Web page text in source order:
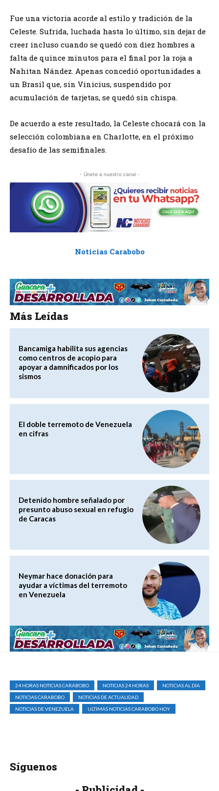
Fue una victoria acorde al estilo y tradición de la
Celeste. Sufrida, luchada hasta lo último, sin dejar de
creer incluso cuando se quedó con diez hombres a
falta de quince minutos para el final por la roja a
Nahitan Nández. Apenas concedió oportunidades a
un Brasil que, sin Vinicius, suspendido por
acumulación de tarjetas, se quedó sin chispa.
De acuerdo a este resultado, la Celeste chocará con la
selección colombiana en Charlotte, en el próximo
desafío de las semifinales.
- Únete a nuestro canal -
Noticias Carabobo
Más Leídas
Bancamiga habilita sus agencias
como centros de acopio para
apoyar a damnificados por los
sismos
El doble terremoto de Venezuela
en cifras
Detenido hombre señalado por
presunto abuso sexual en refugio
de Caracas
Neymar hace donación para
ayudar a víctimas del terremoto
en Venezuela
24 HORAS NOTICIAS CARABOBO NOTICIAS 24 HORAS
NOTICIAS AL DÍA
NOTICIAS CARABOBO
NOTICIAS DE ACTUALIDAD
NOTICIAS DE VENEZUELA
ULTIMAS NOTICIAS CARABOBO HOY
Síguenos